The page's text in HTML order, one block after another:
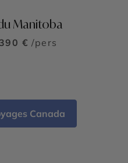
Manitoba
€ /pers
Canada